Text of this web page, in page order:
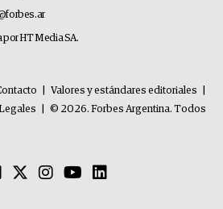
HT Media SA.
Valores y estándares editoriales
© 2026. Forbes Argentina. Todos